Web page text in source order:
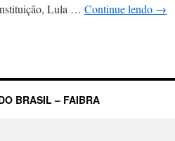
Lula … Continue lendo →
BRASIL – FAIBRA